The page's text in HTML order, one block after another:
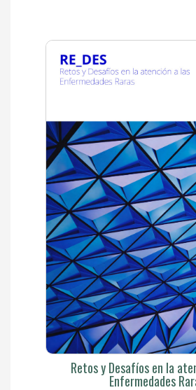
Retos y Desafíos en la
Enfermedades